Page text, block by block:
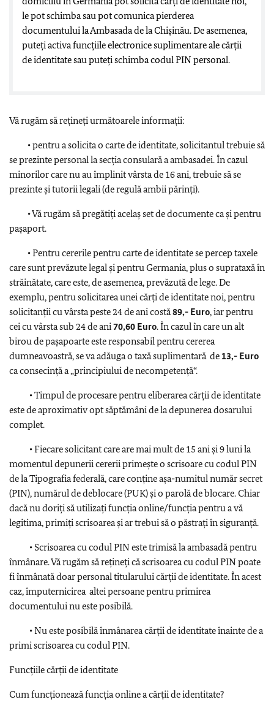
le pot schimba sau pot comunica pierderea
documentului la Ambasada de la Chișinău. De asemenea,
puteți activa funcțiile electronice suplimentare ale cărții
de identitate sau puteți schimba codul PIN personal.
Vă rugăm să rețineți următoarele informații:
• pentru a solicita o carte de identitate, solicitantul trebuie să
se prezinte personal la secția consulară a ambasadei. În cazul
minorilor care nu au împlinit vârsta de 16 ani, trebuie să se
prezinte și tutorii legali (de regulă ambii părinți).
• Vă rugăm să pregătiți acelaș set de documente ca și pentru
pașaport.
• Pentru cererile pentru carte de identitate se percep taxele
care sunt prevăzute legal și pentru Germania, plus o suprataxă în
străinătate, care este, de asemenea, prevăzută de lege. De
exemplu, pentru solicitarea unei cărți de identitate noi, pentru
solicitanții cu vârsta peste 24 de ani costă89,- Euro, iar pentru
cei cu vârsta sub 24 de ani70,60 Euro. În cazul în care un alt
birou de pașapoarte este responsabil pentru cererea
dumneavoastră, se va adăuga o taxă suplimentară de 13,- Euro
ca consecință a „principiului de necompetență“.
• Timpul de procesare pentru eliberarea cărții de identitate
este de aproximativ opt săptămâni de la depunerea dosarului
complet.
• Fiecare solicitant care are mai mult de 15 ani și 9 luni la
momentul depunerii cererii primește o scrisoare cu codul PIN
de la Tipografia federală, care conține așa-numitul număr secret
(PIN), numărul de deblocare (PUK) și o parolă de blocare. Chiar
dacă nu doriți să utilizați funcția online/funcția pentru a vă
legitima, primiți scrisoarea și ar trebui să o păstrați în siguranță.
• Scrisoarea cu codul PIN este trimisă la ambasadă pentru
înmânare. Vă rugăm să rețineți că scrisoarea cu codul PIN poate
fi înmânată doar personal titularului cărții de identitate. În acest
caz, împuternicirea altei persoane pentru primirea
documentului nu este posibilă.
• Nu este posibilă înmânarea cărții de identitate înainte de a
primi scrisoarea cu codul PIN.
Funcțiile cărții de identitate
Cum funcționează funcția online a cărții de identitate?